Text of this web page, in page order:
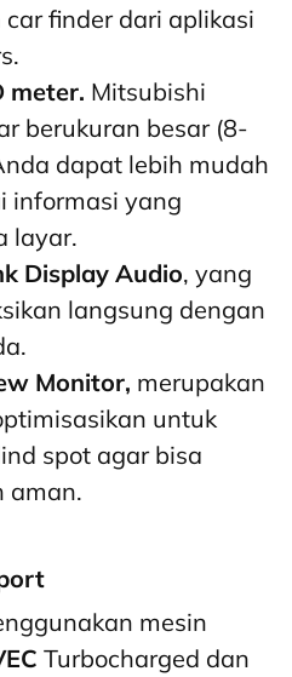
finder dari aplikasi
meter. Mitsubishi
berukuran besar (8-
dapat lebih mudah
informasi yang
layar.
Display Audio, yang
langsung dengan
Monitor, merupakan
untuk
spot agar bisa
aman.
mesin
Turbocharged dan